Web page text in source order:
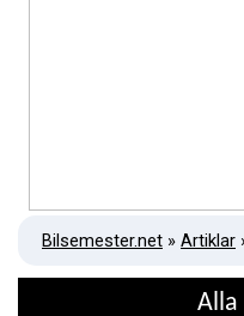
Bilsemester.net » Artiklar